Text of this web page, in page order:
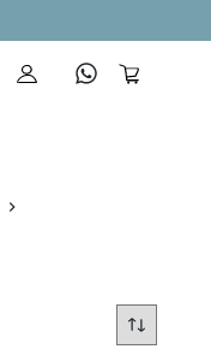
Carro